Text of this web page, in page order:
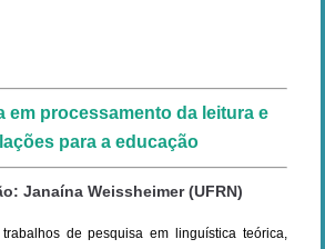
em processamento da leitura e
para a educação
Janaína Weissheimer (UFRN)
de pesquisa em linguística teórica,